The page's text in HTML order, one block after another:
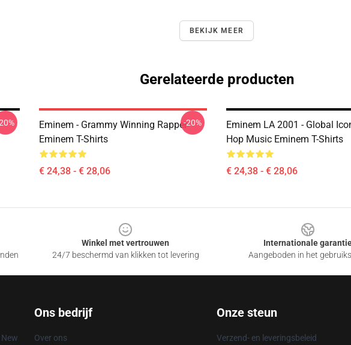
BEKIJK MEER
Gerelateerde producten
Eminem - Grammy Winning Rapper
Eminem T-Shirts
€ 24,38 - € 28,06
-20%
Eminem LA 2001 - Global
Hop Music Eminem T-Shirts
€ 24,38 - € 28,06
Winkel met vertrouwen
24/7 beschermd van klikken tot levering
Internationale
Aangeboden in het
Ons bedrijf
Over ons
Onze steun
Verzend- en leveringsbeleid